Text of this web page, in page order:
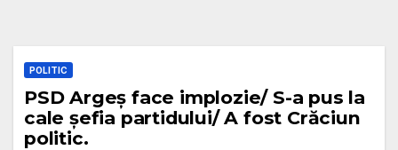
POLITIC
PSD Argeș face implozie/ S-a pus la
cale șefia partidului/ A fost Crăciun
politic.